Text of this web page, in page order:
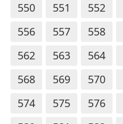
550
551 552
556
557 558
562
563 564
568
569 570
574
575 576